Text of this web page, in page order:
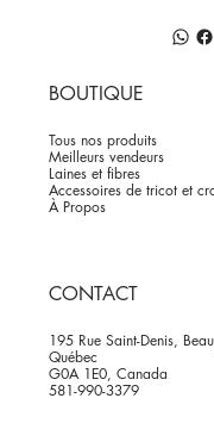
BOUTIQUE
Tous nos produits
Meilleurs vendeurs
Laines et fibres
Accessoires de tricot et
À Propos
CONTACT
195 Rue Saint-Denis,
Québec
G0A 1E0, Canada
581-990-3379